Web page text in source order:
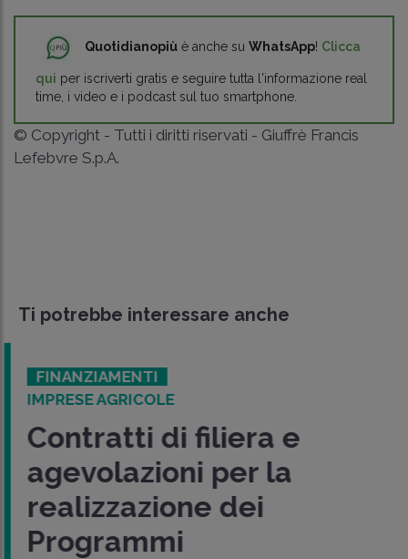
Quotidianopiù è anche su WhatsApp! Clicca
qui per iscriverti gratis e seguire tutta l'informazione real
time, i video e i podcast sul tuo smartphone.
© Copyright - Tutti i diritti riservati - Giuffrè Francis
Lefebvre S.p.A.
Ti potrebbe interessare anche
FINANZIAMENTI
IMPRESE AGRICOLE
Contratti di filiera e
agevolazioni per la
realizzazione dei
Programmi